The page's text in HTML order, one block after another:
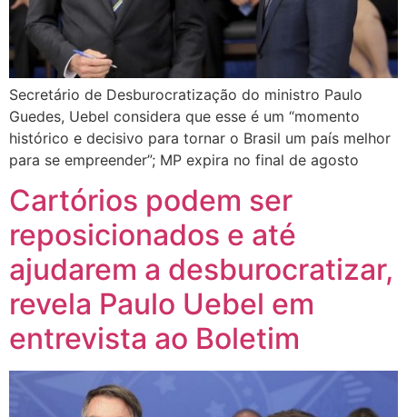
Secretário de Desburocratização do ministro Paulo
Guedes, Uebel considera que esse é um “momento
histórico e decisivo para tornar o Brasil um país melhor
para se empreender”; MP expira no final de agosto
Cartórios podem ser
reposicionados e até
ajudarem a desburocratizar,
revela Paulo Uebel em
entrevista ao Boletim